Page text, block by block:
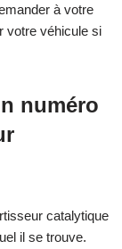
à votre
votre véhicule si
numéro
catalytique
il se trouve.